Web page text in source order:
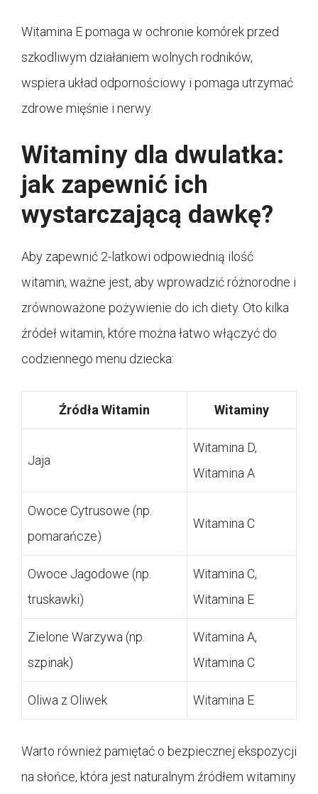
Witamina E pomaga w ochronie komórek przed
szkodliwym działaniem wolnych rodników,
wspiera układ odpornościowy i pomaga utrzymać
zdrowe mięśnie i nerwy.
Witaminy dla dwulatka:
jak zapewnić ich
wystarczającą dawkę?
Aby zapewnić 2-latkowi odpowiednią ilość
witamin, ważne jest, aby wprowadzić różnorodne i
zrównoważone pożywienie do ich diety. Oto kilka
źródeł witamin, które można łatwo włączyć do
codziennego menu dziecka:
Źródła Witamin Witaminy
Jaja
Witamina D,
Witamina A
Owoce Cytrusowe (np.
pomarańcze)
Witamina C
Owoce Jagodowe (np.
truskawki)
Witamina C,
Witamina E
Zielone Warzywa (np.
szpinak)
Witamina A,
Witamina C
Oliwa z Oliwek Witamina E
Warto również pamiętać o bezpiecznej ekspozycji
na słońce, która jest naturalnym źródłem witaminy